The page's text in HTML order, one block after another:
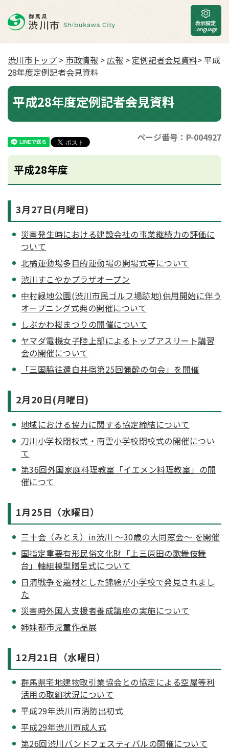
渋川市トップ > 市政情報 >広報 > 定例記者会見資料> 平成
28年度定例記者会見資料
平成28年度定例記者会見資料
ページ番号：P-004927
平成28年度
3月27日(月曜日)
災害発生時における建設会社の事業継続力の評価に
ついて
北橘運動場多目的運動場の開場式等について
渋川すこやかプラザオープン
中村緑地公園(渋川市民ゴルフ場跡地)供用開始に伴う
オープニング式典の開催について
しぶかわ桜まつりの開催について
ヤマダ電機女子陸上部によるトップアスリート講習
会の開催について
「三国脇往還白井宿第25回彌酔の句会」を開催
2月20日(月曜日)
地域における協力に関する協定締結について
刀川小学校閉校式・南雲小学校閉校式の開催につい
て
第36回外国家庭料理教室「イエメン料理教室」の開
催につて
1月25日（水曜日）
三十会（みとえ）in渋川 ～30歳の大同窓会～ を開催
国指定重要有形民俗文化財「上三原田の歌舞伎舞
台」軸組模型贈呈式について
日清戦争を題材とした錦絵が小学校で発見されまし
た
災害時外国人支援者養成講座の実施について
姉妹都市児童作品展
12月21日（水曜日）
群馬県宅地建物取引業協会との協定による空屋等利
活用の取組状況について
平成29年渋川市消防出初式
平成29年渋川市成人式
第26回渋川バンドフェスティバルの開催について